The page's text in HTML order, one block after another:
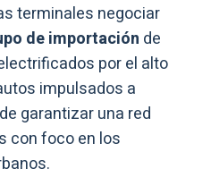
terminales negociar
de importación de
por el alto
impulsados a
garantizar una red
con foco en los